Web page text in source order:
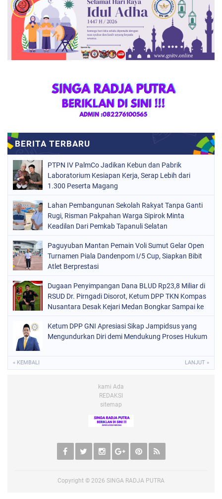
PTPN IV PalmCo Jadikan Kebun dan Pabrik
Laboratorium Kesiapan Kerja, Serap Lebih dari
1.300 Peserta Magang
Lahan Pembangunan Sekolah Rakyat Tanpa Ganti
Rugi, Risman Pakpahan Warga Sipirok Minta
Keadilan Dari Pemkab Tapanuli Selatan
Paguyuban Mantan Pemain Voli Sumut Gelar Open
Turnamen Piala Dandenpom I/5 Cup, Siapkan Bibit
Atlet Berprestasi
Dugaan Penyimpangan Dana BLUD Rp23,8 Miliar di
RSUD Dr. Pirngadi Disorot, Ketum DPP TKN Kompas
Nusantara Desak Kejari Medan Bongkar Sampai ke
Ketum DPP GNI Apresiasi Sikap Jampidsus yang
Mengundurkan Diri demi Mendukung Proses Hukum
« KEMBALI LANJUT »
kami Ada
REDAKSI
sitemap
Copyright © 2026 SINGA RADJA PUTRA